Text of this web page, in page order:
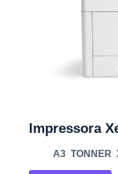
Impressora
A3, TONNER